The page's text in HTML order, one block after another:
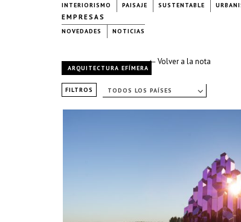
INTERIORISMO PAISAJE SUSTENTABLE
EMPRESAS
NOVEDADES NOTICIAS
← Volver a la nota
ARQUITECTURA EFÍMERA
FILTROS TODOS LOS PAÍSES